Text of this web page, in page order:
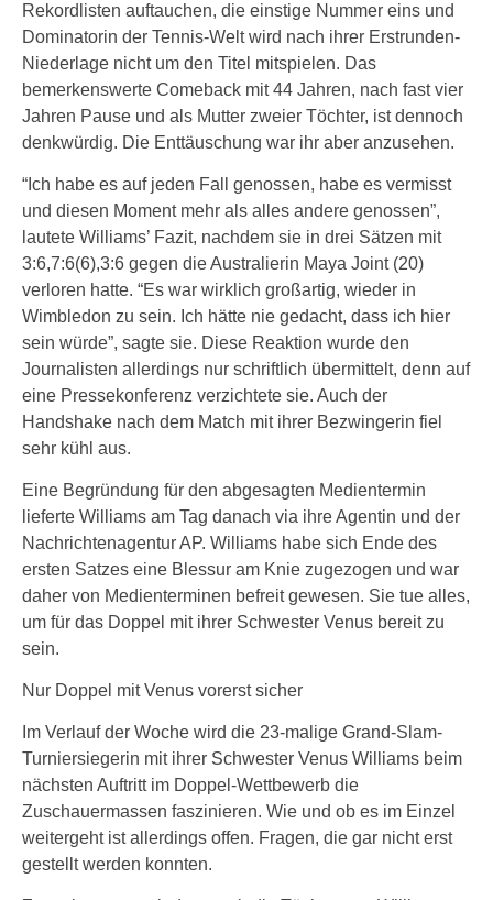
Rekordlisten auftauchen, die einstige Nummer eins und
Dominatorin der Tennis-Welt wird nach ihrer Erstrunden-
Niederlage nicht um den Titel mitspielen. Das
bemerkenswerte Comeback mit 44 Jahren, nach fast vier
Jahren Pause und als Mutter zweier Töchter, ist dennoch
denkwürdig. Die Enttäuschung war ihr aber anzusehen.
“Ich habe es auf jeden Fall genossen, habe es vermisst
und diesen Moment mehr als alles andere genossen”,
lautete Williams’ Fazit, nachdem sie in drei Sätzen mit
3:6,7:6(6),3:6 gegen die Australierin Maya Joint (20)
verloren hatte. “Es war wirklich großartig, wieder in
Wimbledon zu sein. Ich hätte nie gedacht, dass ich hier
sein würde”, sagte sie. Diese Reaktion wurde den
Journalisten allerdings nur schriftlich übermittelt, denn auf
eine Pressekonferenz verzichtete sie. Auch der
Handshake nach dem Match mit ihrer Bezwingerin fiel
sehr kühl aus.
Eine Begründung für den abgesagten Medientermin
lieferte Williams am Tag danach via ihre Agentin und der
Nachrichtenagentur AP. Williams habe sich Ende des
ersten Satzes eine Blessur am Knie zugezogen und war
daher von Medienterminen befreit gewesen. Sie tue alles,
um für das Doppel mit ihrer Schwester Venus bereit zu
sein.
Nur Doppel mit Venus vorerst sicher
Im Verlauf der Woche wird die 23-malige Grand-Slam-
Turniersiegerin mit ihrer Schwester Venus Williams beim
nächsten Auftritt im Doppel-Wettbewerb die
Zuschauermassen faszinieren. Wie und ob es im Einzel
weitergeht ist allerdings offen. Fragen, die gar nicht erst
gestellt werden konnten.